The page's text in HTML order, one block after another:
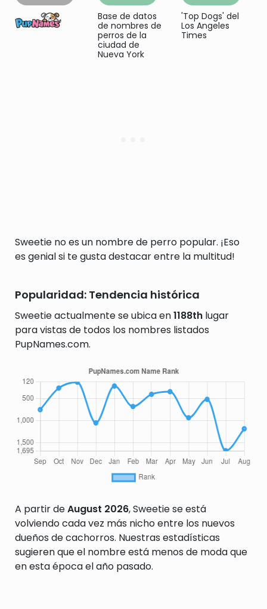
Base de datos
de nombres de
perros de la
ciudad de
Nueva York
'Top Dogs' del
Los Angeles
Times
Sweetie no es un nombre de perro popular. ¡Eso
es genial si te gusta destacar entre la multitud!
Popularidad: Tendencia histórica
Sweetie actualmente se ubica en1188th lugar
para vistas de todos los nombres listados
PupNames.com.
A partir deAugust 2026, Sweetie se está
volviendo cada vez más nicho entre los nuevos
dueños de cachorros. Nuestras estadísticas
sugieren que el nombre está menos de moda que
en esta época el año pasado.